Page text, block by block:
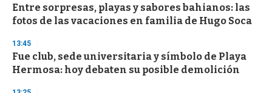
Entre sorpresas, playas y sabores bahianos: las
fotos de las vacaciones en familia de Hugo Soca
13:45
Fue club, sede universitaria y símbolo de Playa
Hermosa: hoy debaten su posible demolición